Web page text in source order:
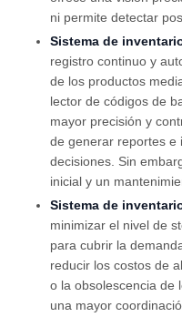
ni permite detectar
Sistema de
registro continuo y
de los productos
lector de códigos de
mayor precisión y
de generar reportes e
decisiones. Sin
inicial y un
Sistema de
minimizar el nivel de
para cubrir la
reducir los costos de
o la obsolescencia de
una mayor